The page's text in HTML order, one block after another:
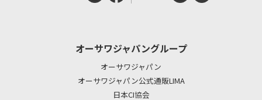
オーサワジャパングループ
オーサワジャパン
オーサワジャパン公式通販LIMA
日本CI協会